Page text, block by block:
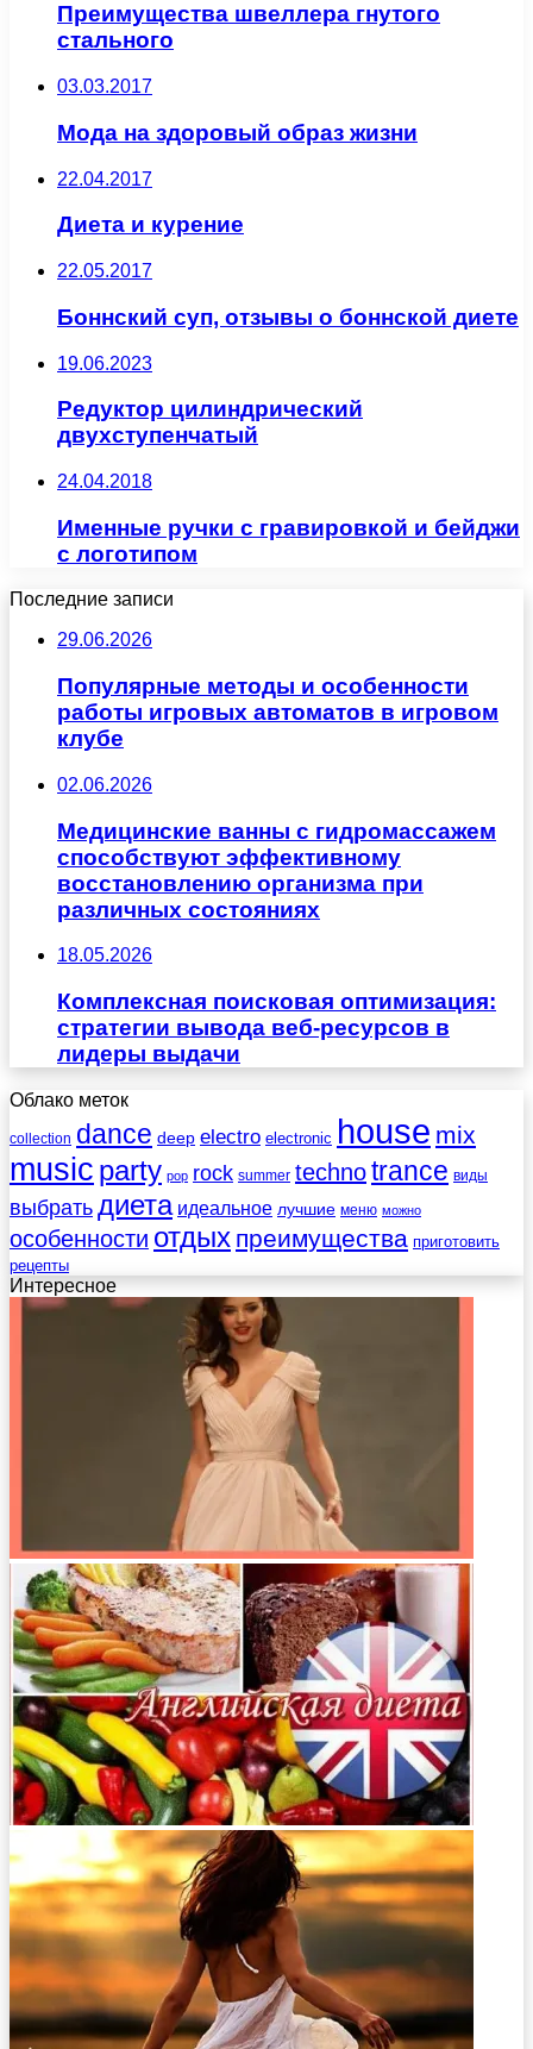
Преимущества швеллера гнутого
стального
03.03.2017
Мода на здоровый образ жизни
22.04.2017
Диета и курение
22.05.2017
Боннский суп, отзывы о боннской диете
19.06.2023
Редуктор цилиндрический
двухступенчатый
24.04.2018
Именные ручки с гравировкой и бейджи
с логотипом
Последние записи
29.06.2026
Популярные методы и особенности
работы игровых автоматов в игровом
клубе
02.06.2026
Медицинские ванны с гидромассажем
способствуют эффективному
восстановлению организма при
различных состояниях
18.05.2026
Комплексная поисковая оптимизация:
стратегии вывода веб-ресурсов в
лидеры выдачи
Облако меток
collection dance deep electro electronic house mix
music party pop rock summer technotrance виды
выбратьдиета идеальное лучшие меню можно
особенности отдых преимущества приготовить
рецепты
Интересное